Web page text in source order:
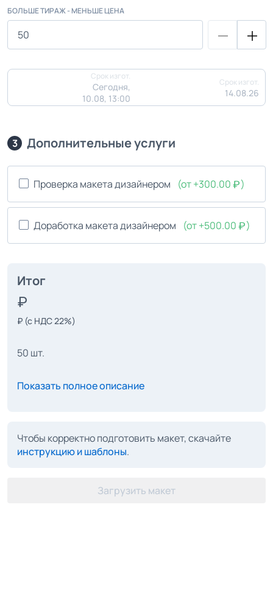
БОЛЬШЕ ТИРАЖ - МЕНЬШЕ ЦЕНА
Срок изгот.
Сегодня,
10.08, 13:00
Срок изгот.
14.08.26
3 Дополнительные услуги
Проверка макета дизайнером (от +300.00 )
Доработка макета дизайнером (от +500.00 )
Итог
₽ (с НДС 22%)
50 шт.
Показать полное описание
Чтобы корректно подготовить макет, скачайте
инструкцию и шаблоны.
Загрузить макет